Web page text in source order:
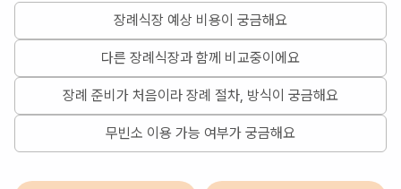
장례식장 예상 비용이 궁금해요
다른 장례식장과 함께 비교중이에요
장례 준비가 처음이라 장례 절차, 방식이 궁금해요
무빈소 이용 가능 여부가 궁금해요